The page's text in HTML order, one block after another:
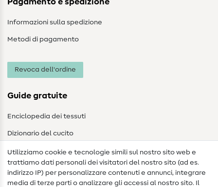
Pagamento e spedizione
Informazioni sulla spedizione
Metodi di pagamento
Revoca dell'ordine
Guide gratuite
Enciclopedia dei tessuti
Dizionario del cucito
Nähanleitungen
Assistenza e contatto
Utilizziamo cookie e tecnologie simili sul nostro sito web e
trattiamo dati personali dei visitatori del nostro sito (ad es.
indirizzo IP) per personalizzare contenuti e annunci, integrare
media di terze parti o analizzare gli accessi al nostro sito. Il